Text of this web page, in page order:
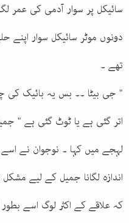
سائیکل پر سوار آدمی کی عمر
دونوں موٹر سائیکل سوار اپنے
تھے ۔
" جی بیٹا ۔۔ بس یہ بائیک کی
اتر گئی ہے یا ٹوٹ گئی ہے "
لہجے میں کہا ۔ نوجوان نے
اندازہ لگانا جمیل کے لیے
کہ علاقے کے اکثر لوگ اسے